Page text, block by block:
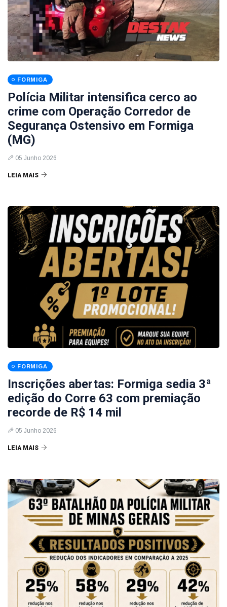
FORMIGA
Polícia Militar intensifica cerco ao
crime com Operação Corredor de
Segurança Ostensivo em Formiga
(MG)
05 Junho 2026
LEIA MAIS
FORMIGA
Inscrições abertas: Formiga sedia 3ª
edição do Corre 63 com premiação
recorde de R$ 14 mil
05 Junho 2026
LEIA MAIS